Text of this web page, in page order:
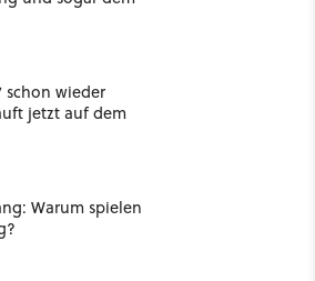
schon wieder
jetzt auf dem
Warum spielen